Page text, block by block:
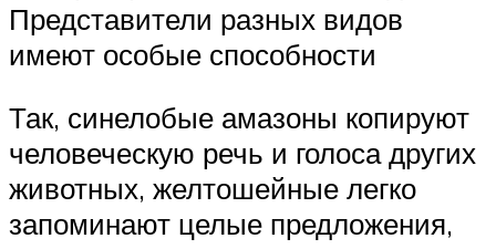
Представители разных видов
имеют особые способности
Так, синелобые амазоны копируют
человеческую речь и голоса других
животных, желтошейные легко
запоминают целые предложения,